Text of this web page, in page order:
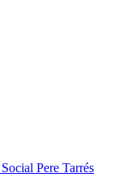
Pere Tarrés